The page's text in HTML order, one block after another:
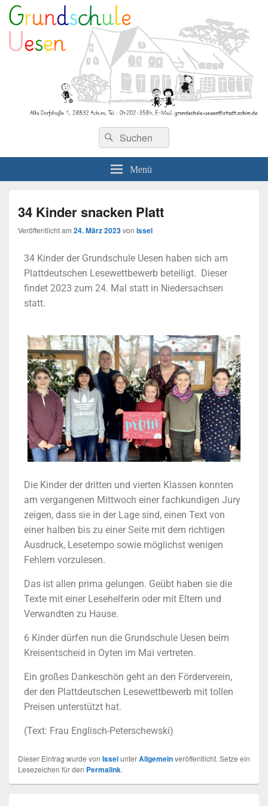
Grundschule Uesen
Menü
34 Kinder snacken Platt
Veröffentlicht am 24. März 2023von Issel
34 Kinder der Grundschule Uesen haben sich am
Plattdeutschen Lesewettbewerb beteiligt. Dieser
findet 2023 zum 24. Mal statt in Niedersachsen
statt.
Die Kinder der dritten und vierten Klassen konnten
am vergangenen Mittwoch einer fachkundigen Jury
zeigen, dass sie in der Lage sind, einen Text von
einer halben bis zu einer Seite mit dem richtigen
Ausdruck, Lesetempo sowie möglichst wenigen
Fehlern vorzulesen.
Das ist allen prima gelungen. Geübt haben sie die
Texte mit einer Lesehelferin oder mit Eltern und
Verwandten zu Hause.
6 Kinder dürfen nun die Grundschule Uesen beim
Kreisentscheid in Oyten im Mai vertreten.
Ein großes Dankeschön geht an den Förderverein,
der den Plattdeutschen Lesewettbewerb mit tollen
Preisen unterstützt hat.
(Text: Frau Englisch-Peterschewski)
Dieser Eintrag wurde von IsselunterAllgemeinveröffentlicht. Setze ein
Lesezeichen für den Permalink.